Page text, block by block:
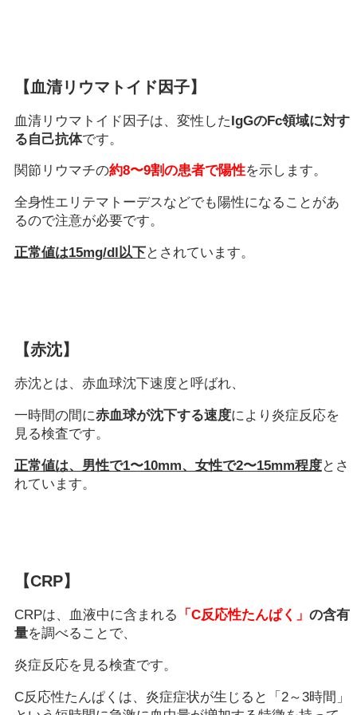
【血清リウマトイド因子】
血清リウマトイド因子は、変性したIgGのFc領域に対す
る自己抗体です。
関節リウマチの約8〜9割の患者で陽性を示します。
全身性エリテマトーデスなどでも陽性になることがあ
るので注意が必要です。
正常値は15mg/dl以下とされています。
【赤沈】
赤沈とは、赤血球沈下速度と呼ばれ、
一時間の間に赤血球が沈下する速度により炎症反応を
見る検査です。
正常値は、男性で1〜10mm、女性で2〜15mm程度とさ
れています。
【CRP】
CRPは、血液中に含まれる 「C反応性たんぱく」 の含有
量を調べることで、
炎症反応を見る検査です。
C反応性たんぱくは、炎症症状が生じると「2～3時間」